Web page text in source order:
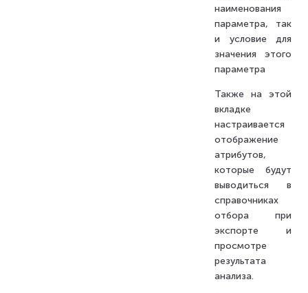
наименования
параметра, так
и условие для
значения этого
параметра
Также на этой
вкладке
настраивается
отображение
атрибутов,
которые будут
выводиться в
справочниках
отбора при
экспорте и
просмотре
результата
анализа.